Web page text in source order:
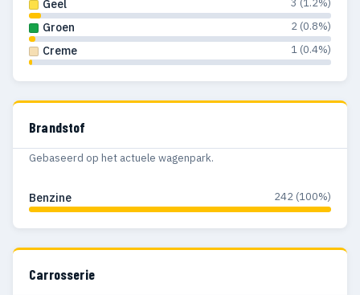
Geel 3 (1.2%)
Groen 2 (0.8%)
Creme 1 (0.4%)
Brandstof
Gebaseerd op het actuele wagenpark.
Benzine 242 (100%)
Carrosserie